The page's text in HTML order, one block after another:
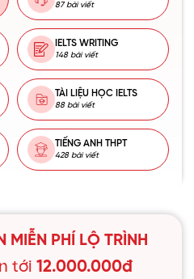
87 bài viết
IELTS WRITING
148 bài viết
TÀI LIỆU HỌC IELTS
88 bài viết
TIẾNG ANH THPT
428 bài viết
MIỄN PHÍ LỘ TRÌNH
tới 12.000.000đ